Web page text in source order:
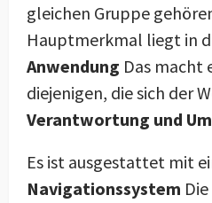
gleichen Gruppe
Hauptmerkmal liegt in
Anwendung Das macht
diejenigen, die sich der
Verantwortung und
Es ist ausgestattet mit
Navigationssystem